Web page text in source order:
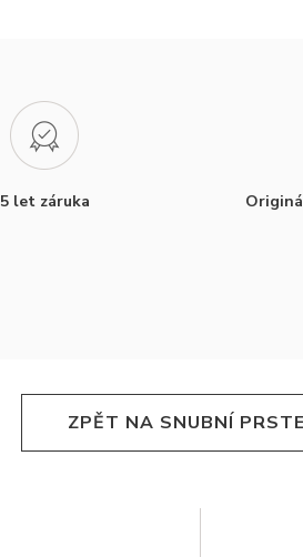
5 let záruka
ZPĚT NA SNUBNÍ